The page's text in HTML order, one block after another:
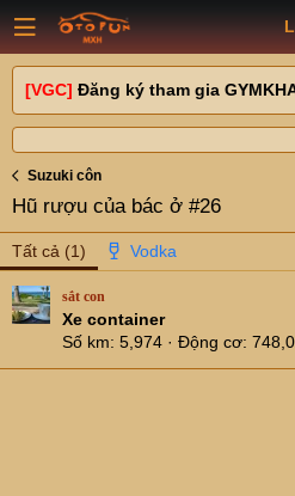
[VGC] Đăng ký tham gia
Suzuki côn
Hũ rượu của bác ở #26
Tất cả (1)
sắt con
Xe container
Số km 5,974 Động cơ